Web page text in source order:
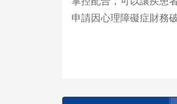
申請因心理障礙症財務